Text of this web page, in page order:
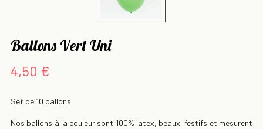
Ballons Vert Uni
4,50 €
Set de 10 ballons
Nos ballons à la couleur sont 100% latex, beaux, festifs et mesurent